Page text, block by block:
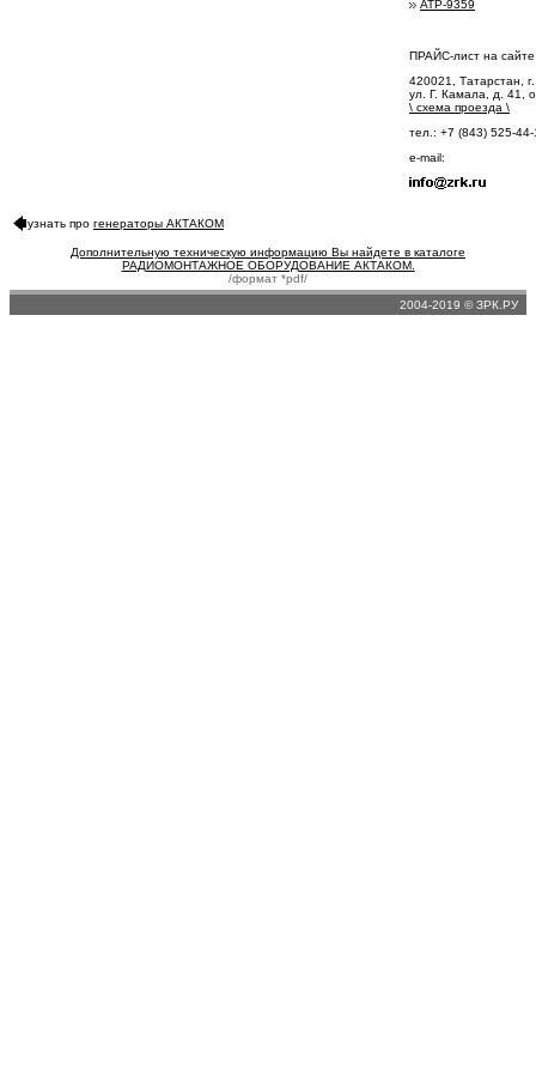
АТР-9359
ПРАЙС-лист на
420021, Татарстан,
ул. Г. Камала, д. 41,
\ схема проезда \
тел.: +7 (843) 525-44-
e-mail:
узнать про генераторы АКТАКОМ
Дополнительную техническую информацию Вы найдете в каталоге
РАДИОМОНТАЖНОЕ ОБОРУДОВАНИЕ АКТАКОМ.
/формат *pdf/
2004-2019 © ЗРК.РУ